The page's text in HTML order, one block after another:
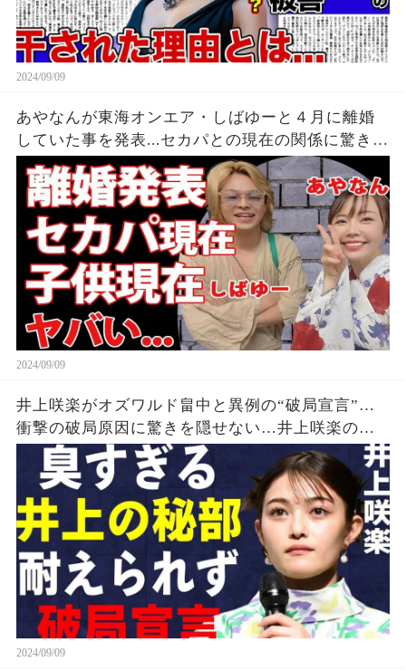
2024/09/09
あやなんが東海オンエア・しばゆーと４月に離婚
していた事を発表...セカパとの現在の関係に驚きを
隠せない...『しばゆー＆あやなん』夫婦の精神崩壊
した現在がヤバい...
2024/09/09
井上咲楽がオズワルド畠中と異例の“破局宣言”…
衝撃の破局原因に驚きを隠せない…井上咲楽の介
護生活の真相
2024/09/09